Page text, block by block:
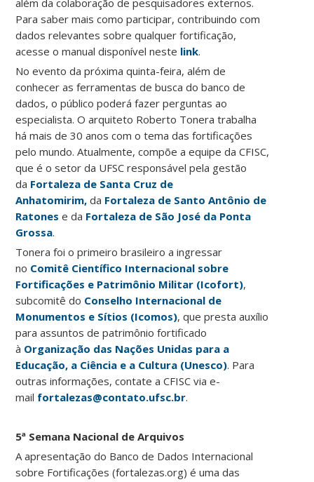
além da colaboração de pesquisadores externos.
Para saber mais como participar, contribuindo com
dados relevantes sobre qualquer fortificação,
acesse o manual disponível neste link.
No evento da próxima quinta-feira, além de
conhecer as ferramentas de busca do banco de
dados, o público poderá fazer perguntas ao
especialista. O arquiteto Roberto Tonera trabalha
há mais de 30 anos com o tema das fortificações
pelo mundo. Atualmente, compõe a equipe da CFISC,
que é o setor da UFSC responsável pela gestão
da Fortaleza de Santa Cruz de
Anhatomirim, da Fortaleza de Santo Antônio de
Ratones e da Fortaleza de São José da Ponta
Grossa.
Tonera foi o primeiro brasileiro a ingressar
no Comitê Científico Internacional sobre
Fortificações e Patrimônio Militar (Icofort),
subcomitê do Conselho Internacional de
Monumentos e Sítios (Icomos), que presta auxílio
para assuntos de patrimônio fortificado
à Organização das Nações Unidas para a
Educação, a Ciência e a Cultura (Unesco). Para
outras informações, contate a CFISC via e-
mail fortalezas@contato.ufsc.br.
5ª Semana Nacional de Arquivos
A apresentação do Banco de Dados Internacional
sobre Fortificações (fortalezas.org) é uma das